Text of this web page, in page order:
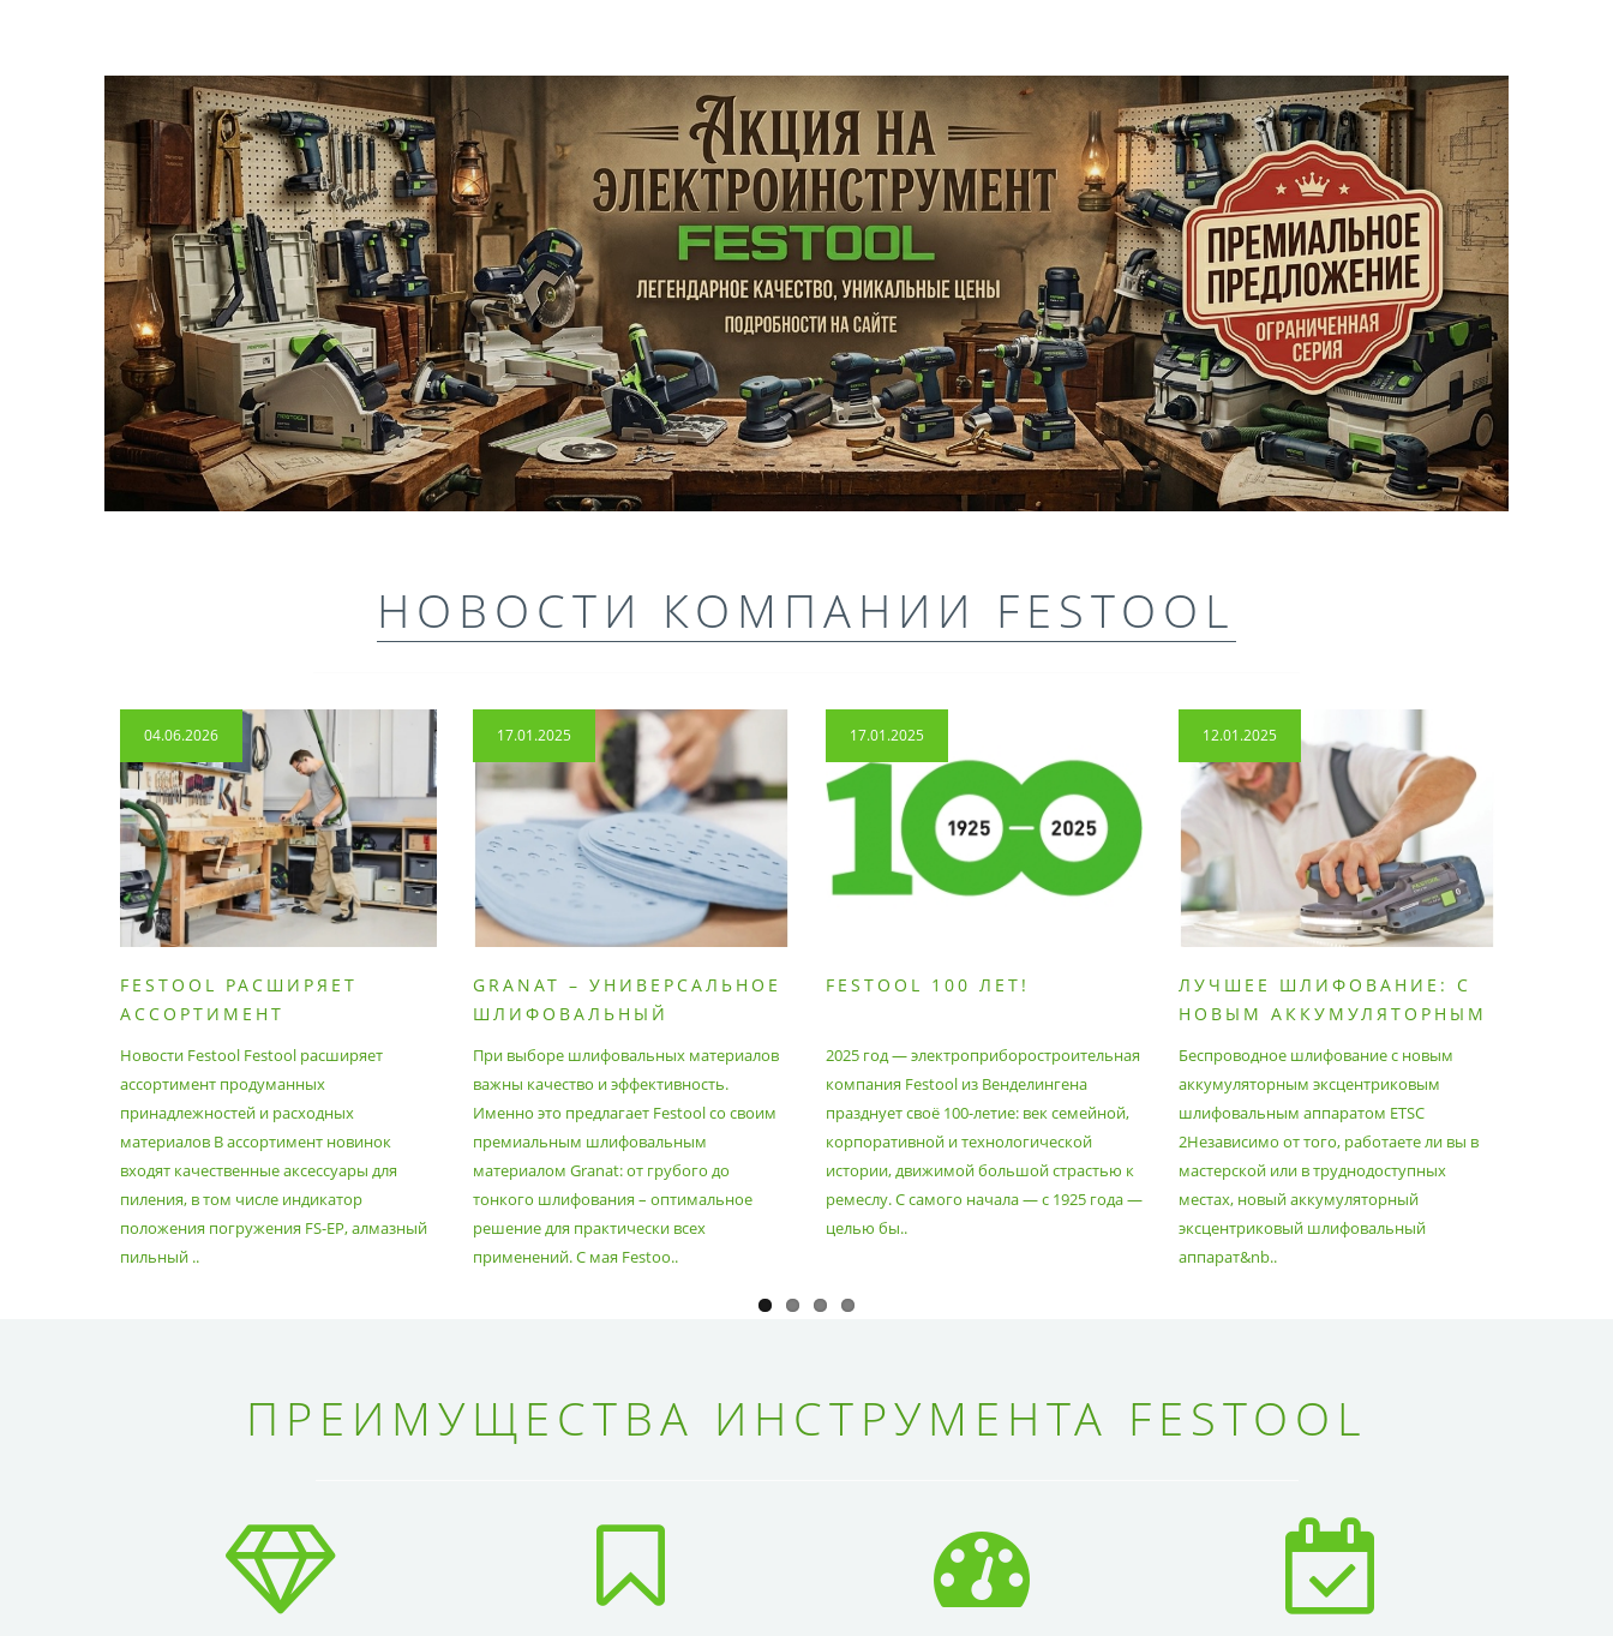
НОВОСТИ КОМПАНИИ FESTOOL
04.06.2026
FESTOOL РАСШИРЯЕТ
АССОРТИМЕНТ
ПРИНАДЛЕЖНОСТЕЙ И
РАСХОДНЫХ МАТЕРИАЛОВ
Новости Festool Festool расширяет
ассортимент продуманных
принадлежностей и расходных
материалов В ассортимент новинок
входят качественные аксессуары для
пиления, в том числе индикатор
положения погружения FS-EP, алмазный
пильный ..
17.01.2025
GRANAT – УНИВЕРСАЛЬНОЕ
ШЛИФОВАЛЬНЫЙ
При выборе шлифовальных материалов
важны качество и эффективность.
Именно это предлагает Festool со своим
премиальным шлифовальным
материалом Granat: от грубого до
тонкого шлифования – оптимальное
решение для практически всех
применений. С мая Festoo..
17.01.2025
FESTOOL 100 ЛЕТ!
2025 год — электроприборостроительная
компания Festool из Венделингена
празднует своё 100-летие: век семейной,
корпоративной и технологической
истории, движимой большой страстью к
ремеслу. С самого начала — с 1925 года —
целью бы..
12.01.2025
ЛУЧШЕЕ ШЛИФОВАНИЕ: С
НОВЫМ АККУМУЛЯТОРНЫМ
АППАРАТОМ ETSC2
Беспроводное шлифование с новым
аккумуляторным эксцентриковым
шлифовальным аппаратом ETSC
2Независимо от того, работаете ли вы в
мастерской или в труднодоступных
местах, новый аккумуляторный
эксцентриковый шлифовальный
аппарат&nb..
ПРЕИМУЩЕСТВА ИНСТРУМЕНТА FESTOOL